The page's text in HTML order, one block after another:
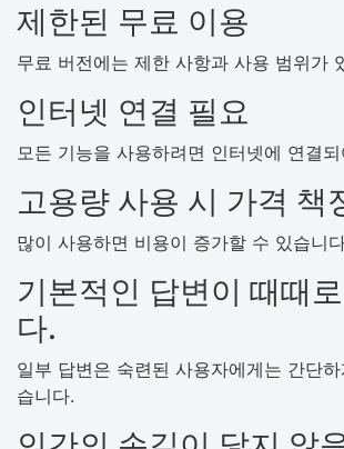
제한된 무료 이용
무료 버전에는 제한 사항과 사용 범위가
인터넷 연결 필요
모든 기능을 사용하려면 인터넷에 연결
고용량 사용 시 가격 책
많이 사용하면 비용이 증가할 수 있습니
기본적인 답변이 때때
다.
일부 답변은 숙련된 사용자에게는 간단
습니다.